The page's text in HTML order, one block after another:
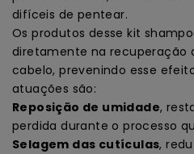
difíceis de pentear.
Os produtos desse kit
diretamente na recuperação
cabelo, prevenindo esse
atuações são:
Reposição de umidade,
perdida durante o processo
Selagem das cutículas,